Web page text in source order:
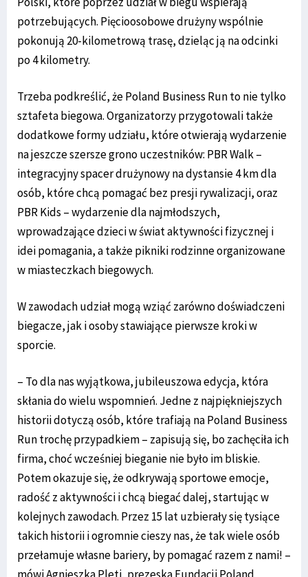
potrzebujących. Pięcioosobowe drużyny wspólnie
pokonują 20-kilometrową trasę, dzieląc ją na odcinki
po 4 kilometry.
Trzeba podkreślić, że Poland Business Run to nie tylko
sztafeta biegowa. Organizatorzy przygotowali także
dodatkowe formy udziału, które otwierają wydarzenie
na jeszcze szersze grono uczestników: PBR Walk –
integracyjny spacer drużynowy na dystansie 4 km dla
osób, które chcą pomagać bez presji rywalizacji, oraz
PBR Kids – wydarzenie dla najmłodszych,
wprowadzające dzieci w świat aktywności fizycznej i
idei pomagania, a także pikniki rodzinne organizowane
w miasteczkach biegowych.
W zawodach udział mogą wziąć zarówno doświadczeni
biegacze, jak i osoby stawiające pierwsze kroki w
sporcie.
– To dla nas wyjątkowa, jubileuszowa edycja, która
skłania do wielu wspomnień. Jedne z najpiękniejszych
historii dotyczą osób, które trafiają na Poland Business
Run trochę przypadkiem – zapisują się, bo zachęciła ich
firma, choć wcześniej bieganie nie było im bliskie.
Potem okazuje się, że odkrywają sportowe emocje,
radość z aktywności i chcą biegać dalej, startując w
kolejnych zawodach. Przez 15 lat uzbierały się tysiące
takich historii i ogromnie cieszy nas, że tak wiele osób
przełamuje własne bariery, by pomagać razem z nami! –
mówi Agnieszka Pleti, prezeska Fundacji Poland